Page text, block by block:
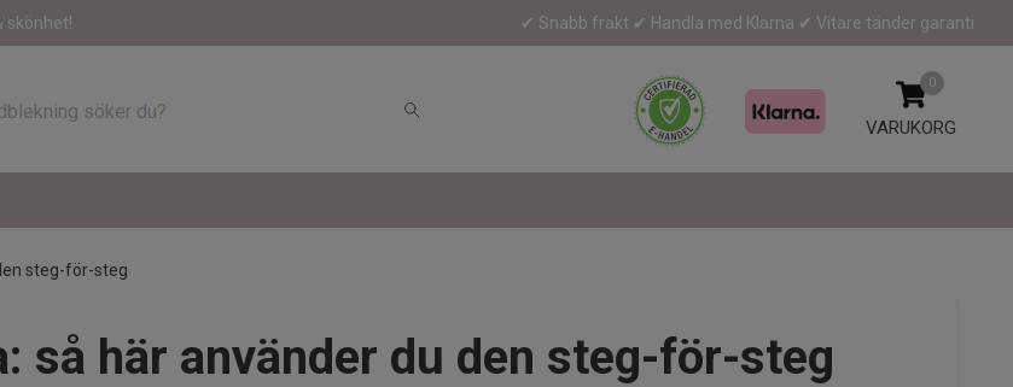
skönhet! ✔ Snabb frakt ✔ Handla med Klarna ✔ Vitare tänder garanti
0
VARUKORG
steg-för-steg
så här använder du den steg-för-steg